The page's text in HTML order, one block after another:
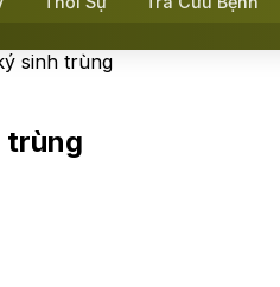
sinh trùng
trùng